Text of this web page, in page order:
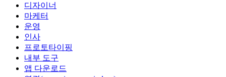
디자이너
마케터
운영
인사
프로토타이핑
내부 도구
앱 다운로드